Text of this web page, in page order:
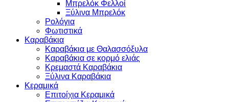
Μπρελόκ Φελλοί
Ξύλινα Μπρελόκ
Ρολόγια
Φωτιστικά
Καραβάκια
Καραβάκια με Θαλασσόξυλα
Καραβάκια σε κορμό ελιάς
Κρεμαστά Καραβάκια
Ξύλινα Καραβάκια
Κεραμικά
Επιτοίχια Κεραμικά